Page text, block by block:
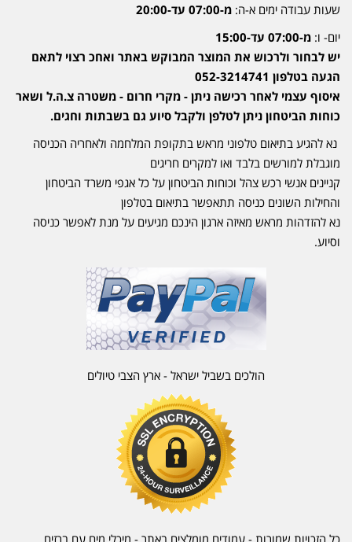
שעות עבודה ימים א-ה: מ-07:00 עד-20:00
יום- ו: מ-07:00 עד-15:00
יש לבחור ולרכוש את המוצר המבוקש באתר ואחכ רצוי לתאם
הגעה בטלפון 052-3214741
איסוף עצמי לאחר רכישה ניתן - מקרי חרום - משטרה צ.ה.ל ושאר
כוחות הביטחון ניתן לטלפן ולקבל סיוע גם בשבתות וחגים.
נא להגיע בתיאום טלפוני מראש בתקופת המלחמה ולאחריה הכניסה
מוגבלת למורשים בלבד ואו למקרים חריגים
קניינים אנשי רכש צהל וכוחות הביטחון על כל אגפי משרד הביטחון
והחילות השונים כניסה תתאפשר בתיאום בטלפון
נא להזדהות מראש מאיזה ארגון הינכם מגיעים על מנת לאפשר כניסה
וסיוע.
הולכים בשביל ישראל - ארץ הצבי טיולים
כל הזכויות שמורות - עמודים מומלצים באתר - מיכלי מים עם ברזים